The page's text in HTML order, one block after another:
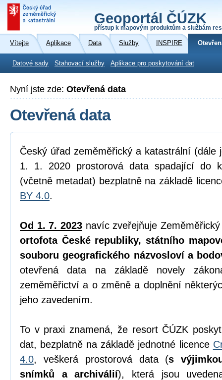
Geoportál ČÚZK
přístup k mapovým produktům a službám
Vítejte Aplikace Data Služby INSPIRE
Datové sady Stahovací služby Aplikace pro poskytování dat
Nyní jste zde: Otevřená data
Otevřená data
Český úřad zeměměřický a katastrální (dále
1. 1. 2020 prostorová data spadající do
(včetně metadat) bezplatně na základě
BY 4.0.
Od 1. 7. 2023 navíc zveřejňuje
ortofota České republiky, státního
souboru geografického názvosloví a
otevřená data na základě novely
zeměměřictví a o změně a doplnění
jeho zavedením.
To v praxi znamená, že resort ČÚZK
dat, bezplatně na základě jednotné licence
4.0, veškerá prostorová data (s
snímků a archiválií), která jsou